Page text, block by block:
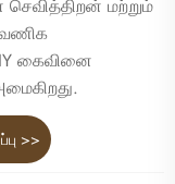
செவித்திறன் மற்றும்
வணிக
கைவினை
>>